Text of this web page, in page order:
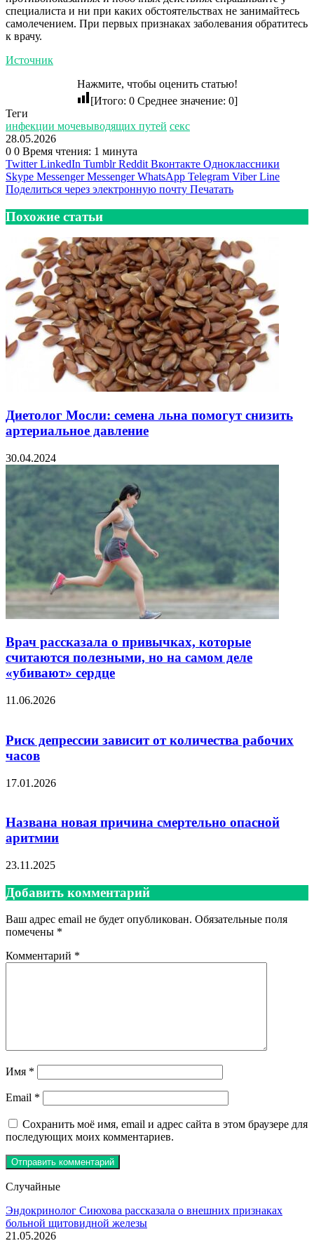
специалиста и ни при каких обстоятельствах не занимайтесь
самолечением. При первых признаках заболевания обратитесь
к врачу.
Источник
Нажмите, чтобы оценить статью!
[Итого: 0 Среднее значение: 0]
Теги
инфекции мочевыводящих путей секс
28.05.2026
0 0 Время чтения: 1 минута
Twitter LinkedIn Tumblr Reddit Вконтакте Одноклассники
Skype Messenger Messenger WhatsApp Telegram Viber Line
Поделиться через электронную почту Печатать
Похожие статьи
Диетолог Мосли: семена льна помогут снизить
артериальное давление
30.04.2024
Врач рассказала о привычках, которые
считаются полезными, но на самом деле
«убивают» сердце
11.06.2026
Риск депрессии зависит от количества рабочих
часов
17.01.2026
Названа новая причина смертельно опасной
аритмии
23.11.2025
Добавить комментарий
Ваш адрес email не будет опубликован. Обязательные поля
помечены *
Комментарий *
Имя *
Email *
Сохранить моё имя, email и адрес сайта в этом браузере для
последующих моих комментариев.
Случайные
Эндокринолог Сиюхова рассказала о внешних признаках
больной щитовидной железы
21.05.2026